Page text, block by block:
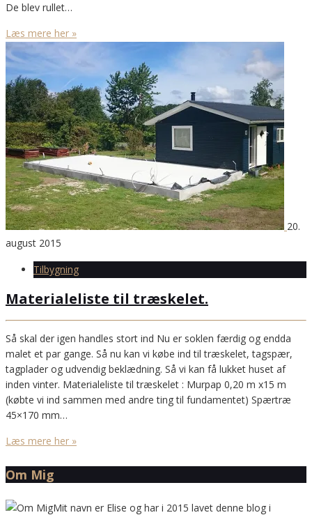
De blev rullet…
Læs mere her »
20.
august 2015
Tilbygning
Materialeliste til træskelet.
Så skal der igen handles stort ind Nu er soklen færdig og endda
malet et par gange. Så nu kan vi købe ind til træskelet, tagspær,
tagplader og udvendig beklædning. Så vi kan få lukket huset af
inden vinter. Materialeliste til træskelet : Murpap 0,20 m x15 m
(købte vi ind sammen med andre ting til fundamentet) Spærtræ
45×170 mm…
Læs mere her »
Om Mig
Mit navn er Elise og har i 2015 lavet denne blog i